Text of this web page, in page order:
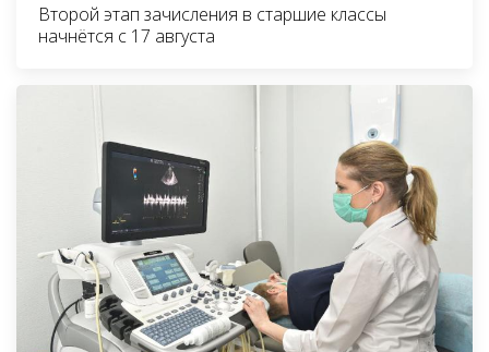
Второй этап зачисления в старшие классы
начнётся с 17 августа